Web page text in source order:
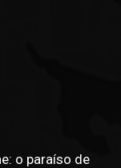
o paraíso de